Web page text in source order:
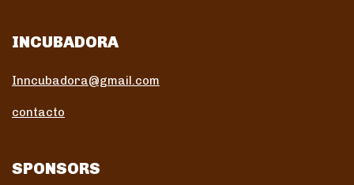
INCUBADORA
Inncubadora@gmail.com
contacto
SPONSORS